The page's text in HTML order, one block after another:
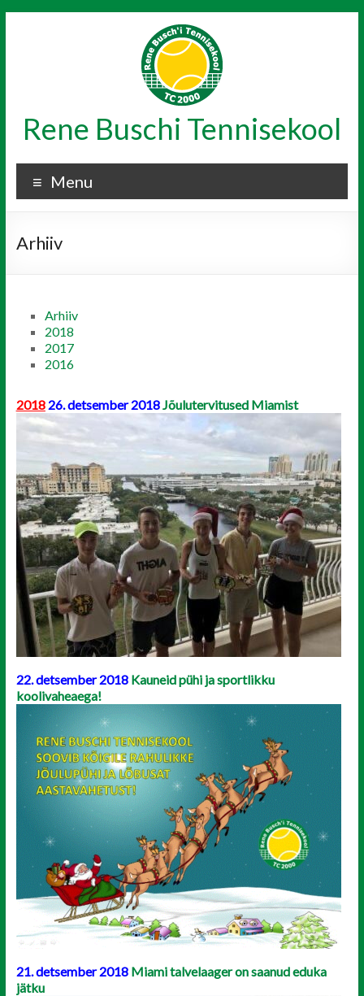
Rene Buschi Tennisekool
Menu
Arhiiv
Arhiiv
2018
2017
2016
2018 26. detsember 2018Jõulutervitused Miamist
22. detsember 2018 Kauneid pühi ja sportlikku
koolivaheaega!
21. detsember 2018 Miami talvelaager on saanud eduka
jätku